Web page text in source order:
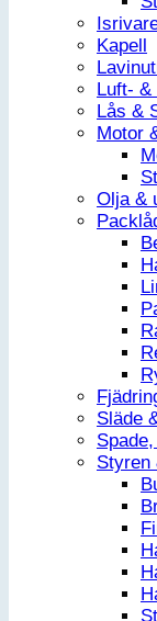
Kapell
Luft- &
Lås &
Motor
Olja &
Släde
Styren